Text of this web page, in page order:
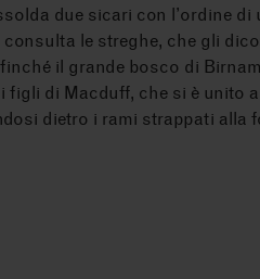
due sicari con l’ordine di
le streghe, che gli
il grande bosco di
figli di Macduff, che si è unito
dietro i rami strappati alla